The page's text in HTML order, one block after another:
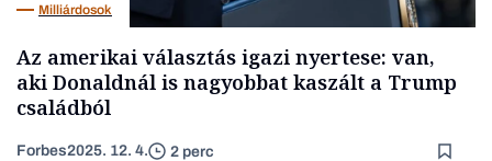
Milliárdosok
Az amerikai választás igazi nyertese: van,
aki Donaldnál is nagyobbat kaszált a Trump
családból
Forbes2025. 12. 4. 2 perc